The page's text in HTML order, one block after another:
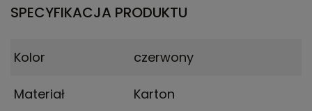
SPECYFIKACJA PRODUKTU
Kolor czerwony
Materiał Karton